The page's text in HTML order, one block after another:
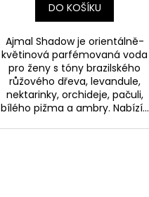
DO KOŠÍKU
Ajmal Shadow je orientálně-
květinová parfémovaná voda
pro ženy s tóny brazilského
růžového dřeva, levandule,
nektarinky, orchideje, pačuli,
bílého pižma a ambry. Nabízí...